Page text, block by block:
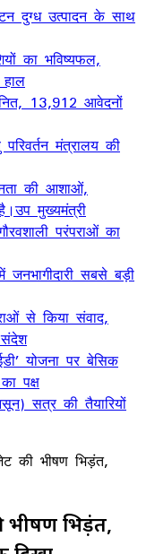
दुग्ध उत्पादन के साथ
का भविष्यफल,
13,912 आवेदनों
मंत्रालय की
की आशाओं,
मुख्यमंत्री
परंपराओं का
सबसे बड़ी
से किया संवाद,
योजना पर बेसिक
पक्ष
सत्र की तैयारियों
की भीषण भिड़ंत,
भीषण भिड़ंत,